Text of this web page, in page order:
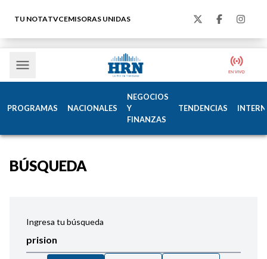
TU NOTATVCEMISORAS UNIDAS
PROGRAMAS NACIONALES
NEGOCIOS
Y
FINANZAS
TENDENCIAS
BÚSQUEDA
Ingresa tu búsqueda